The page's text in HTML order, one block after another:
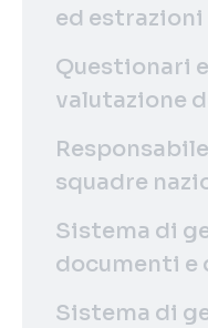
ed estrazioni
Questionari
valutazione
squadre
Sistema di
documenti e
Sistema di